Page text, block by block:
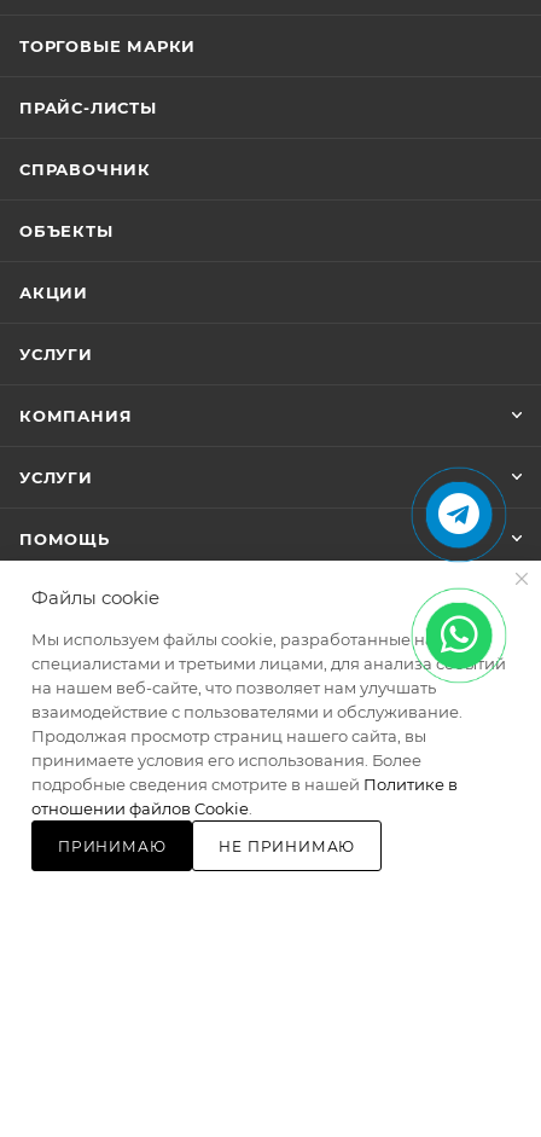
ТОРГОВЫЕ МАРКИ
ПРАЙС-ЛИСТЫ
СПРАВОЧНИК
ОБЪЕКТЫ
АКЦИИ
УСЛУГИ
КОМПАНИЯ
УСЛУГИ
ПОМОЩЬ
ПОДПИСАТЬСЯ НА РАССЫЛКУ
+7 (495) 155-58-85 ЗАКАЗАТЬ ЗВОНОК
info@mosfasad.org
ул. Миклухо-Маклая, д. 18/1, пом. II,
ком. 22, 23, эт. 3
Файлы cookie
Мы используем файлы cookie, разработанные нашими
специалистами и третьими лицами, для анализа событий
на нашем веб-сайте, что позволяет нам улучшать
взаимодействие с пользователями и обслуживание.
Продолжая просмотр страниц нашего сайта, вы
принимаете условия его использования. Более
подробные сведения смотрите в нашей Политике в
отношении файлов Cookie
ПРИНИМАЮ НЕ ПРИНИМАЮ